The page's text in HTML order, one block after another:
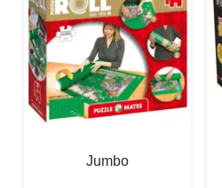
Jumbo